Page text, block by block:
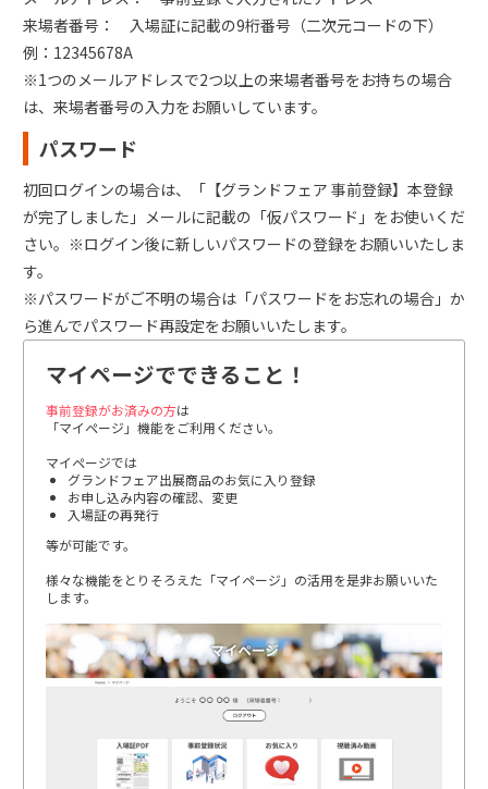
来場者番号： 入場証に記載の9桁番号（二次元コードの下）
例：12345678A
※1つのメールアドレスで2つ以上の来場者番号をお持ちの場合
は、来場者番号の入力をお願いしています。
パスワード
初回ログインの場合は、「【グランドフェア 事前登録】本登録
が完了しました」メールに記載の「仮パスワード」をお使いくだ
さい。※ログイン後に新しいパスワードの登録をお願いいたしま
す。
※パスワードがご不明の場合は「パスワードをお忘れの場合」か
ら進んでパスワード再設定をお願いいたします。
マイページでできること！
事前登録がお済みの方は
「マイページ」機能をご利用ください。
マイページでは
グランドフェア出展商品のお気に入り登録
お申し込み内容の確認、変更
入場証の再発行
等が可能です。
様々な機能をとりそろえた「マイページ」の活用を是非お願いいた
します。